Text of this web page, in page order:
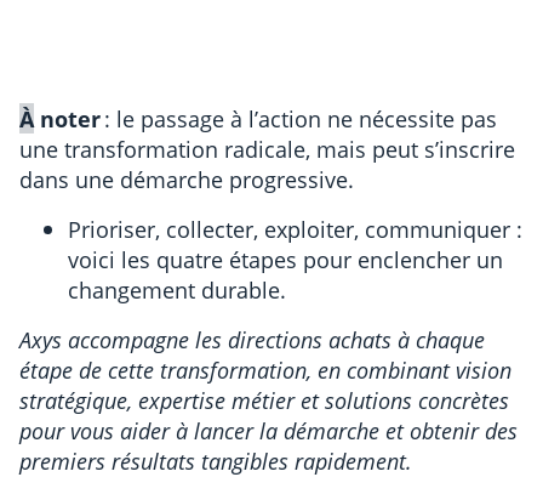
À noter: le passage à l’action ne nécessite pas
une transformation radicale, mais peut s’inscrire
dans une démarche progressive.
Prioriser, collecter, exploiter, communiquer :
voici les quatre étapes pour enclencher un
changement durable.
Axys accompagne les directions achats à chaque
étape de cette transformation, en combinant vision
stratégique, expertise métier et solutions concrètes
pour vous aider à lancer la démarche et obtenir des
premiers résultats tangibles rapidement.